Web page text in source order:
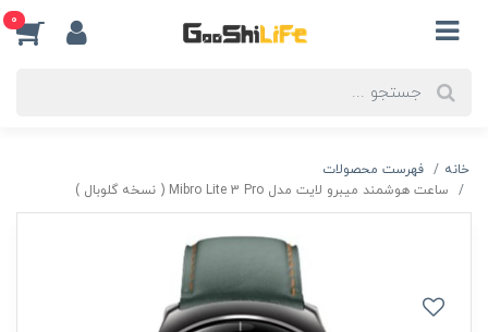
0
خانه
فهرست محصولات
ساعت هوشمند میبرو لایت مدل Mibro Lite 3 Pro ( نسخه گلوبال )